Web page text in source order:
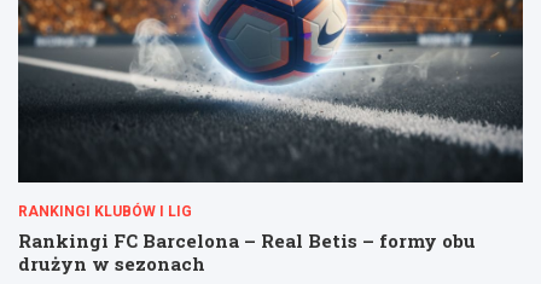
RANKINGI KLUBÓW I LIG
Rankingi FC Barcelona – Real Betis – formy obu
drużyn w sezonach